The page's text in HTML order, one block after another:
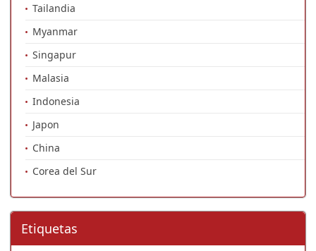
Tailandia
Myanmar
Singapur
Malasia
Indonesia
Japon
China
Corea del Sur
Etiquetas